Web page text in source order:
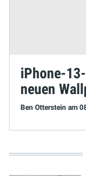
iPhone-
neuen
Ben Otterstein am